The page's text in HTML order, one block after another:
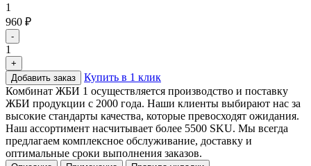
1
960 ₽
-
1
+
Добавить заказ
Купить в 1 клик
Комбинат ЖБИ 1 осуществляется производство и поставку
ЖБИ продукции с 2000 года. Наши клиенты выбирают нас за
высокие стандарты качества, которые превосходят ожидания.
Наш ассортимент насчитывает более 5500 SKU. Мы всегда
предлагаем комплексное обслуживание, доставку и
оптимальные сроки выполнения заказов.